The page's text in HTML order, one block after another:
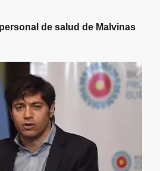
de salud de Malvinas